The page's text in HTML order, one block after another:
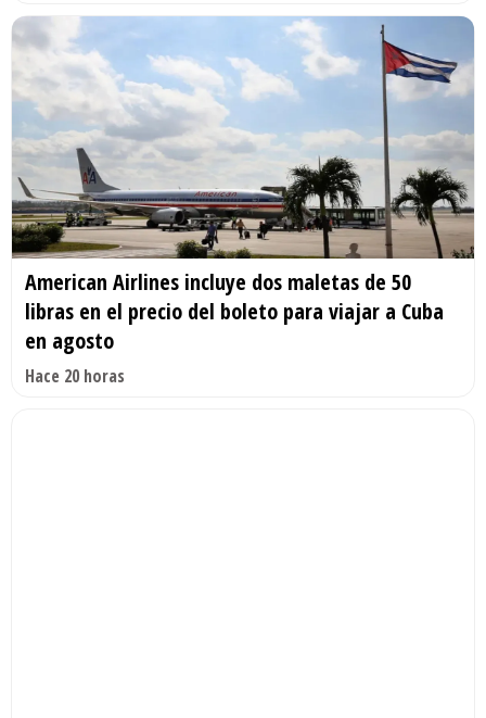
American Airlines incluye dos maletas de 50
libras en el precio del boleto para viajar a Cuba
en agosto
Hace 20 horas